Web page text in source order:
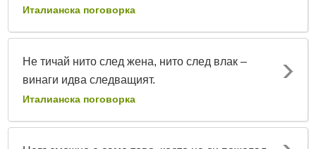
Италианска поговорка
Не тичай нито след жена, нито след влак –
винаги идва следващият.
Италианска поговорка